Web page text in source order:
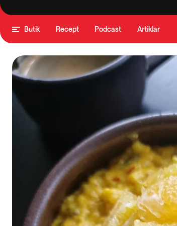
Butik Recept Podcast Artiklar